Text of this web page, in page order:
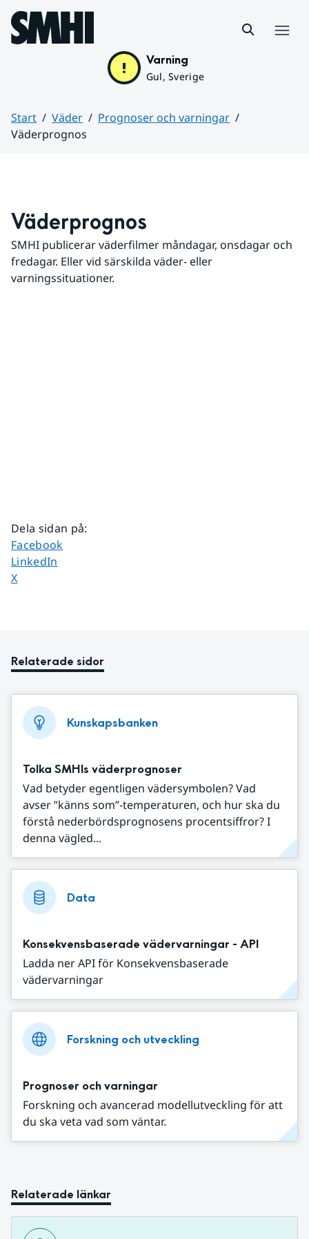
Hoppa till sidans innehåll
Varning
Gul, Sverige
Start Väder
Prognoser och varningar
Väderprognos
Väderprognos
SMHI publicerar väderfilmer måndagar, onsdagar och
fredagar. Eller vid särskilda väder- eller
varningssituationer.
Dela sidan på:
Dela sidan på
Facebook
Dela sidan på
LinkedIn
Dela sidan på
X
Relaterade sidor
Kunskapsbanken
Tolka SMHIs väderprognoser
Vad betyder egentligen vädersymbolen? Vad
avser ”känns som”-temperaturen, och hur ska du
förstå nederbördsprognosens procentsiffror? I
denna vägled...
Data
Konsekvensbaserade vädervarningar - API
Ladda ner API för Konsekvensbaserade
vädervarningar
Forskning och utveckling
Prognoser och varningar
Forskning och avancerad modellutveckling för att
du ska veta vad som väntar.
Relaterade länkar